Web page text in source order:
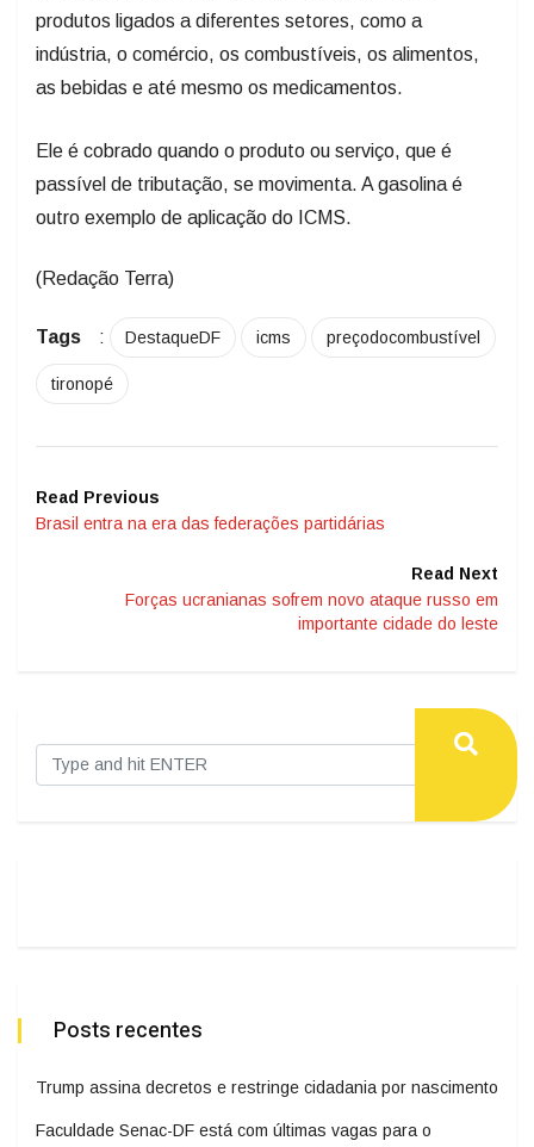
produtos ligados a diferentes setores, como a
indústria, o comércio, os combustíveis, os alimentos,
as bebidas e até mesmo os medicamentos.
Ele é cobrado quando o produto ou serviço, que é
passível de tributação, se movimenta. A gasolina é
outro exemplo de aplicação do ICMS.
(Redação Terra)
Tags : DestaqueDF icms preçodocombustível
tironopé
Read Previous
Brasil entra na era das federações partidárias
Read Next
Forças ucranianas sofrem novo ataque russo em
importante cidade do leste
Posts recentes
Trump assina decretos e restringe cidadania por nascimento
Faculdade Senac-DF está com últimas vagas para o